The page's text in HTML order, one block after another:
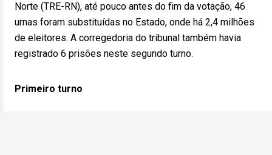
Norte (TRE-RN), até pouco antes do fim da votação, 46
urnas foram substituídas no Estado, onde há 2,4 milhões
de eleitores. A corregedoria do tribunal também havia
registrado 6 prisões neste segundo turno.
Primeiro turno